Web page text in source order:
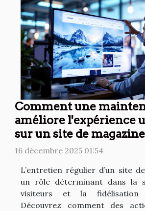
Comment une
améliore l'expérience
sur un site de
16 décembre 2025 01:54
L’entretien régulier d’un site
un rôle déterminant dans la
visiteurs et la fidélisation
Découvrez comment des